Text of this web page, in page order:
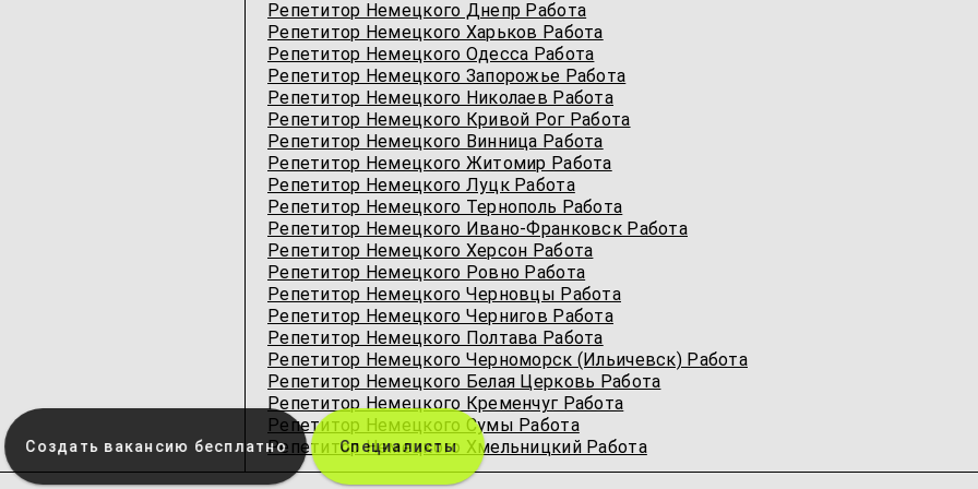
Репетитор Немецкого Днепр Работа
Репетитор Немецкого Харьков Работа
Репетитор Немецкого Одесcа Работа
Репетитор Немецкого Запорожье Работа
Репетитор Немецкого Николаев Работа
Репетитор Немецкого Кривой Рог Работа
Репетитор Немецкого Винница Работа
Репетитор Немецкого Житомир Работа
Репетитор Немецкого Луцк Работа
Репетитор Немецкого Тернополь Работа
Репетитор Немецкого Ивано-Франковск Работа
Репетитор Немецкого Херсон Работа
Репетитор Немецкого Ровно Работа
Репетитор Немецкого Черновцы Работа
Репетитор Немецкого Чернигов Работа
Репетитор Немецкого Полтава Работа
Репетитор Немецкого Черноморск (Ильичевск) Работа
Репетитор Немецкого Белая Церковь Работа
Репетитор Немецкого Кременчуг Работа
Репетитор Немецкого Сумы Работа
Репетитор Немецкого Хмельницкий Работа
Создать вакансию бесплатно Специалисты